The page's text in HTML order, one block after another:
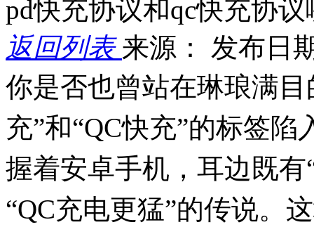
pd快充协议和qc快充协
返回列表来源： 发布日
你是否也曾站在琳琅满
充”和“QC快充”的标签
握着安卓手机，耳边既
“QC充电更猛”的传说。